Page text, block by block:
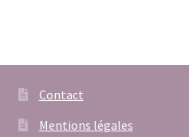
Contact
Mentions légales